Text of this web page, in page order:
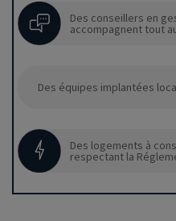
Des conseillers en
accompagnent tout
Des équipes implantées
Des logements à
respectant la